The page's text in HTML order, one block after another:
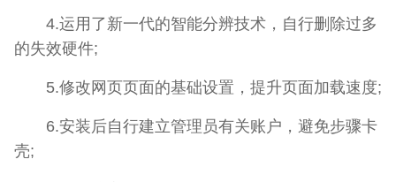
4.运用了新一代的智能分辨技术，自行删除过多
的失效硬件;
5.修改网页页面的基础设置，提升页面加载速度;
6.安装后自行建立管理员有关账户，避免步骤卡
壳;